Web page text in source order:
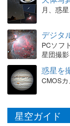
月、惑
デジタ
PCソフ
星団撮
惑星を
CMOS
星空ガイド